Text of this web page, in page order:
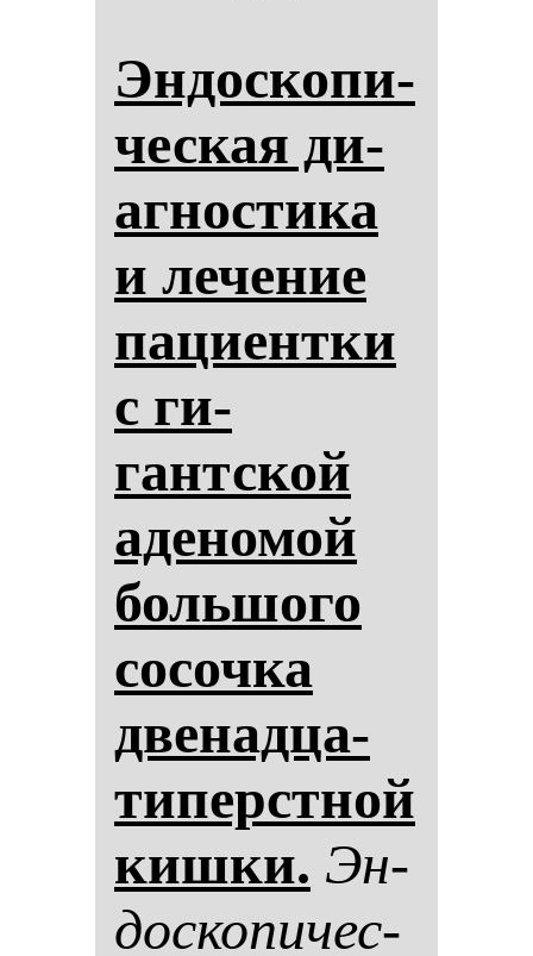
Эн­дос­ко­пи­
чес­кая ди­
аг­нос­ти­ка
и ле­че­ние
па­ци­ен­тки
с ги­
гантской
аде­но­мой
боль­шо­го
со­соч­ка
две­над­ца­
ти­перстной
киш­ки. Эн­
дос­ко­пи­чес­